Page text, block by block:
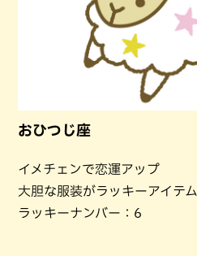
おひつじ座
イメチェンで恋運アップ
大胆な服装がラッキーアイテム
ラッキーナンバー：6